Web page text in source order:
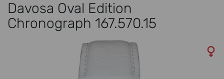
Davosa Oval Edition
Chronograph 167.570.15